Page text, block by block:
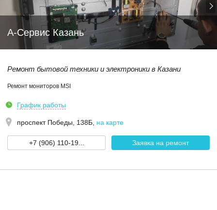
А-Сервис Казань
Ремонт бытовой техники и электроники в Казани
Ремонт мониторов MSI
График работы
проспект Победы, 138Б на карте
+7 (906) 110-19... Заявка на ремонт